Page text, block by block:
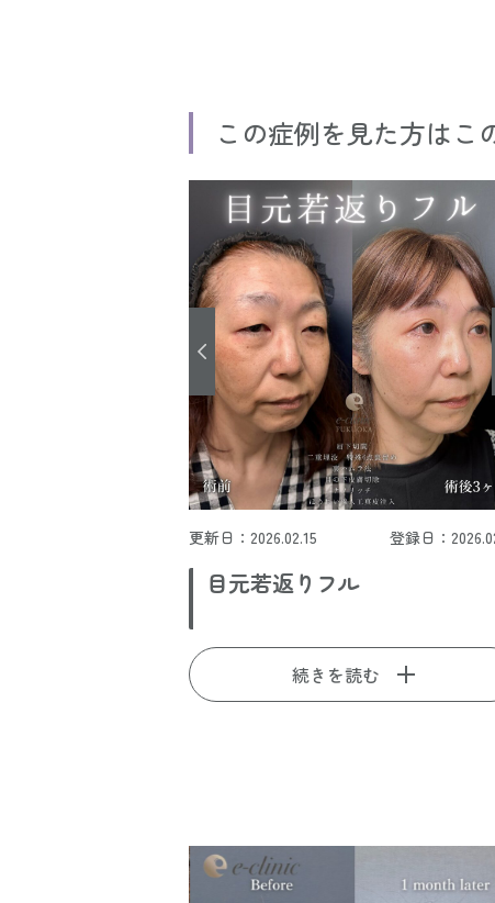
この症例を見た方はこ
更新日：2026.02.15 登録日：
目元若返りフル
続きを読む